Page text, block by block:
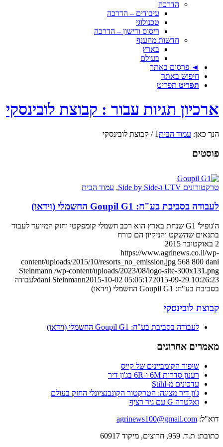
הדרכה
עיבודים – הדרכה
טכנולוגי
ריסוס ודישון – הדרכה
חדשות מהענף
בארץ
בעולם
◄ פרסום באתר
חיפוש באתר
תפריט תפריט
ארכיון תגיות עבור : קבוצת לובינסקי
הנך כאן: עמוד הבית1
/ קבוצת לובינסקי
פוסטים
טרקטורונים UTV ו-Side by Side , עמוד הבית
לעבודה בסביבת בע"ח: Goupil G1 החשמלי (וידאו)
ה'גופיל' G1 שנחת בארץ הוא רכב חשמלי קומפקטי וחזק המיועד לעבוד
בתנאים שהשקט והניקיון הם כורח
2 באוקטובר 2015
https://www.agrinews.co.il/wp-
content/uploads/2015/10/resorts_no_emission.jpg 568 800 dani
Steinmann /wp-content/uploads/2023/08/logo-site-300x131.png
dani Steinmann2015-10-02 05:05:172015-09-29 10:26:23
לעבודה
בסביבת בע"ח: Goupil G1 החשמלי (וידאו)
קבוצת לובינסקי
לעבודה בסביבת בע"ח: Goupil G1 החשמלי (וידאו)
מאמרים אחרונים
שיפור הקומביינים של קייס
רענון סדרות 6M ו-6R בג'ון דיר
עדכונים מ-Stihl
ג'ון דיר מציגה: הטרקטור הקונבנציונלי החזק בעולם
ואלטרה G עם גיר רציף
דוא"ל: agrinews100@gmail.com
כתובת: ת.ד. 959, חרוצים, מיקוד 60917